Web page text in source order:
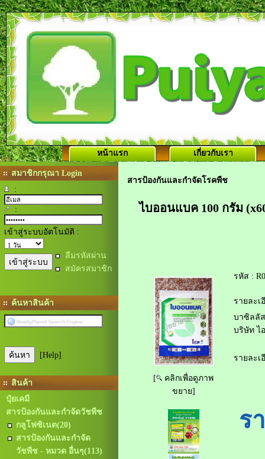
หน้าแรก เกี่ยวกับเรา
สมาชิกกรุณา Login
:
:
เข้าสู่ระบบอัตโนมัติ :
ลืมรหัสผ่าน
สมัครสมาชิก
ค้นหาสินค้า
[Help]
สินค้า
ปุ๋ยเคมี
สารป้องกันและกำจัดวัชพืช
กลูโฟซิเนต(20)
สารป้องกันและกำจัด
วัชพืช - หมวด อื่นๆ(113)
สารป้องกันและกำจัดโรคพืช
ไบออนแบค 100 กรัม
[
คลิกเพื่อดูภาพ
ขยาย]
รหัส :
รายละเ
บาซิลลั
บริษัท ไ
รายละเ
ร